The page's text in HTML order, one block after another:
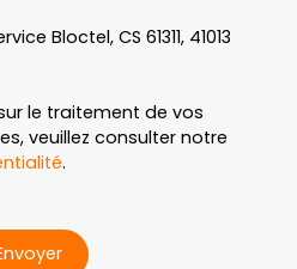
Bloctel, CS 61311, 41013
le traitement de vos
veuillez consulter notre
.